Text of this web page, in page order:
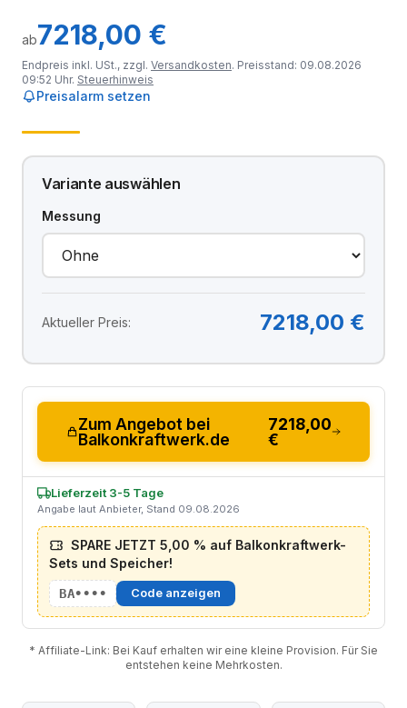
ab7218,00 €
Endpreis inkl. USt., zzgl. Versandkosten. Preisstand: 09.08.2026
09:52 Uhr. Steuerhinweis
Preisalarm setzen
Variante auswählen
Messung
Aktueller Preis: 7218,00 €
Zum Angebot bei
Balkonkraftwerk.de
7218,00
€
Lieferzeit 3-5 Tage
Angabe laut Anbieter, Stand 09.08.2026
SPARE JETZT 5,00 % auf Balkonkraftwerk-
Sets und Speicher!
BA•••• Code anzeigen
* Affiliate-Link: Bei Kauf erhalten wir eine kleine Provision. Für Sie
entstehen keine Mehrkosten.